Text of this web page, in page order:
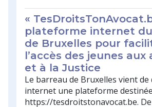
«
plateforme internet
de Bruxelles pour
l’accès des jeunes aux
et à la Justice
Le barreau de Bruxelles vient
internet une plateforme
https://tesdroitstonavocat.be. De